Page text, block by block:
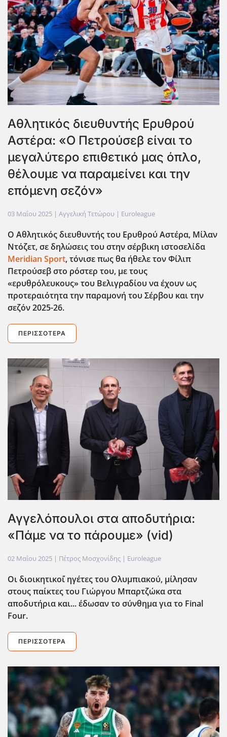
Αθλητικός διευθυντής Ερυθρού
Αστέρα: «O Πετρούσεβ είναι το
μεγαλύτερο επιθετικό μας όπλο,
θέλουμε να παραμείνει και την
επόμενη σεζόν»
03 Μαΐου 2025 | Αγγελική Τετώρου | Euroleague
Ο Αθλητικός διευθυντής του Ερυθρού Αστέρα, Μίλαν
Ντόζετ, σε δηλώσεις του στην σέρβικη ιστοσελίδα
Meridian Sport, τόνισε πως θα ήθελε τον Φίλιπ
Πετρούσεβ στο ρόστερ του, με τους
«ερυθρόλευκους» του Βελιγραδίου να έχουν ως
προτεραιότητα την παραμονή του Σέρβου και την
σεζόν 2025-26.
ΠΕΡΙΣΣΌΤΕΡΑ
Αγγελόπουλοι στα αποδυτήρια:
«Πάμε να το πάρουμε» (vid)
02 Μαΐου 2025 | Πέτρος Μοσχονίδης | Euroleague
Οι διοικητικο΄ί ηγέτες του Ολυμπιακού, μίλησαν
στους παίκτες του Γιώργου Μπαρτζώκα στα
αποδυτήρια και... έδωσαν το σύνθημα για το Final
Four.
ΠΕΡΙΣΣΌΤΕΡΑ